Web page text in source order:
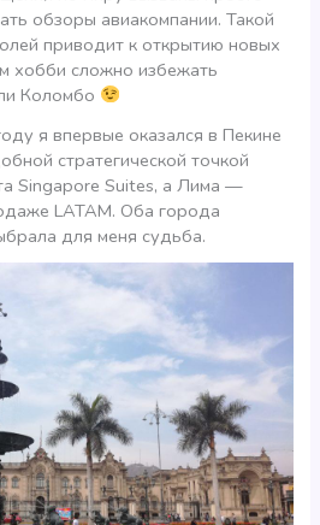
обзоры авиакомпании. Такой
приводит к открытию новых
хобби сложно избежать
Коломбо
я впервые оказался в Пекине
стратегической точкой
Singapore Suites, а Лима —
LATAM. Оба города
для меня судьба.